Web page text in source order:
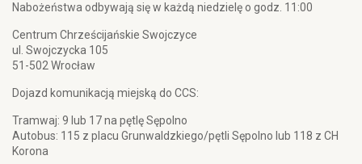
Nabożeństwa odbywają się w każdą niedzielę o godz. 11:00
Centrum Chrześcijańskie Swojczyce
ul. Swojczycka 105
51-502 Wrocław
Dojazd komunikacją miejską do CCS:
Tramwaj: 9 lub 17 na pętlę Sępolno
Autobus: 115 z placu Grunwaldzkiego/pętli Sępolno lub 118 z CH
Korona